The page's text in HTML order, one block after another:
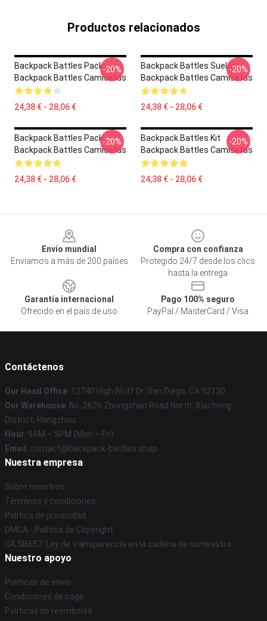
Productos relacionados
Backpack Battles Pack
Backpack Battles Camisetas
24,38 € - 28,06 €
-20%
Backpack Battles Suelta
Backpack Battles Camisetas
24,38 € - 28,06 €
-20%
Backpack Battles Pack
Backpack Battles Camisetas
24,38 € - 28,06 €
-20%
Backpack Battles Kit
Backpack Battles Camisetas
24,38 € - 28,06 €
-20%
Envío mundial
Enviamos a más de 200 países
Compra con confianza
Protegido 24/7 desde los clics
hasta la entrega
Garantía internacional
Ofrecido en el país de uso
Pago 100% seguro
PayPal / MasterCard / Visa
Contáctenos
Our Head Office: 12740 High Bluff Dr, San Diego, CA 92130
Our Warehouse: No. 2626 Zhongshan Road North, Xiacheng
District, Hangzhou
Hour: 9AM – 5PM (Mon – Fri)
Email : contact@backpack-battles.shop
Nuestra empresa
Sobre nosotros
Términos y condiciones
Política de privacidad
DMCA - Política de Copyright
CA SB657: Ley de transparencia en la cadena de suministro
Nuestro apoyo
Políticas de envío
Condiciones de pago
Políticas de reembolso